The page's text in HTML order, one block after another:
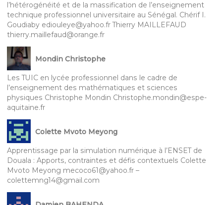
l’hétérogénéité et de la massification de l’enseignement
technique professionnel universitaire au Sénégal. Chérif I.
Goudiaby ediouleye@yahoo.fr Thierry MAILLEFAUD
thierry.maillefaud@orange.fr
Mondin Christophe
Les TUIC en lycée professionnel dans le cadre de
l’enseignement des mathématiques et sciences
physiques Christophe Mondin Christophe.mondin@espe-
aquitaine.fr
Colette Mvoto Meyong
Apprentissage par la simulation numérique à l’ENSET de
Douala : Apports, contraintes et défis contextuels Colette
Mvoto Meyong mecoco61@yahoo.fr –
colettemng14@gmail.com